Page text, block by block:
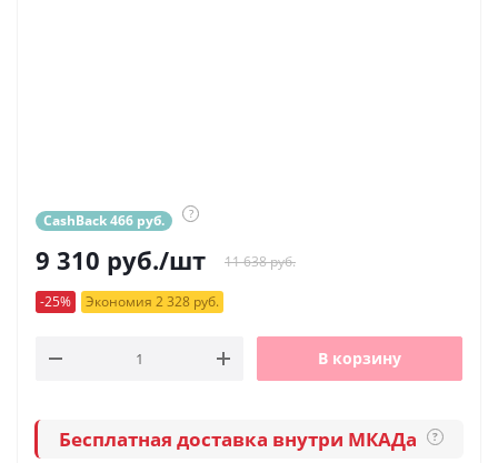
CashBack 466 руб. ?
9 310 руб./шт 11 638 руб.
-25% Экономия 2 328 руб.
В корзину
Бесплатная доставка внутри МКАДа ?